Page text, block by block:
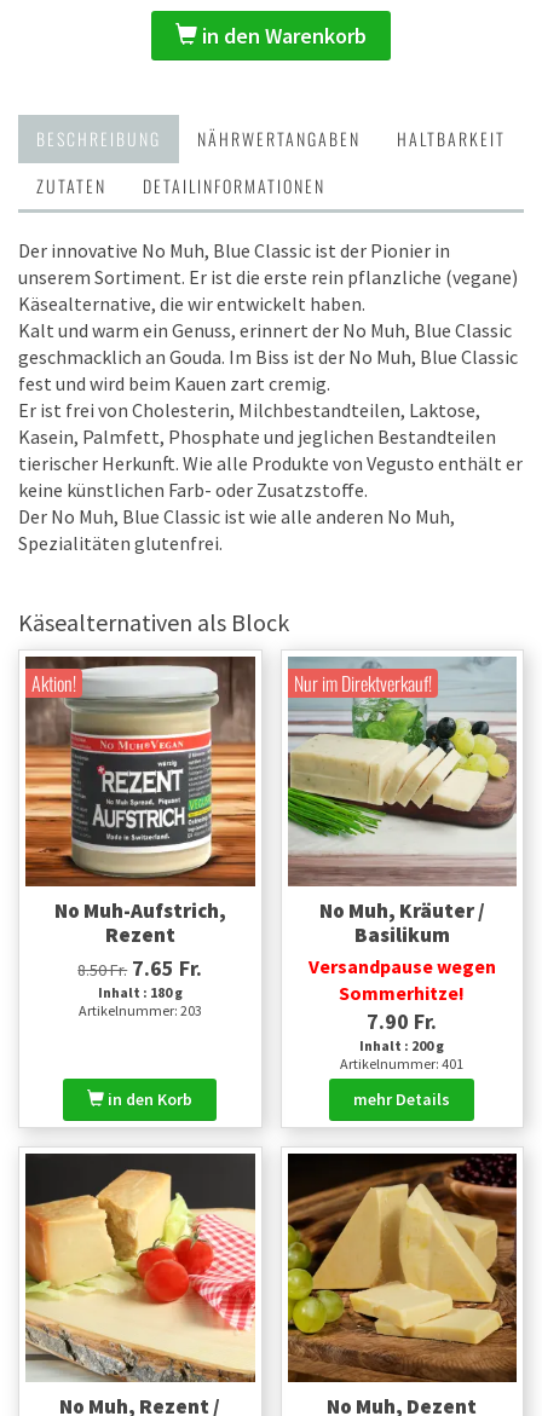
in den Warenkorb
BESCHREIBUNG NÄHRWERTANGABEN
HALTBARKEIT
ZUTATEN
DETAILINFORMATIONEN
Der innovative No Muh, Blue Classic ist der Pionier in
unserem Sortiment. Er ist die erste rein pflanzliche (vegane)
Käsealternative, die wir entwickelt haben.
Kalt und warm ein Genuss, erinnert der No Muh, Blue Classic
geschmacklich an Gouda. Im Biss ist der No Muh, Blue Classic
fest und wird beim Kauen zart cremig.
Er ist frei von Cholesterin, Milchbestandteilen, Laktose,
Kasein, Palmfett, Phosphate und jeglichen Bestandteilen
tierischer Herkunft. Wie alle Produkte von Vegusto enthält er
keine künstlichen Farb- oder Zusatzstoffe.
Der No Muh, Blue Classic ist wie alle anderen No Muh,
Spezialitäten glutenfrei.
Käsealternativen als Block
Aktion!
No Muh-Aufstrich,
Rezent
8.50 Fr. 7.65 Fr.
Inhalt : 180 g
Artikelnummer: 203
in den Korb
Nur im Direktverkauf!
No Muh, Kräuter /
Basilikum
Versandpause wegen
Sommerhitze!
7.90 Fr.
Inhalt : 200 g
Artikelnummer: 401
mehr Details
No Muh, Rezent / No Muh, Dezent